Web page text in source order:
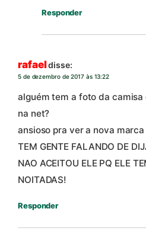
Responder
rafaeldisse:
5 de dezembro de 2017 às 13:22
alguém tem a foto da camisa
na net?
ansioso pra ver a nova
TEM GENTE FALANDO DE
NAO ACEITOU ELE PQ ELE
NOITADAS!
Responder